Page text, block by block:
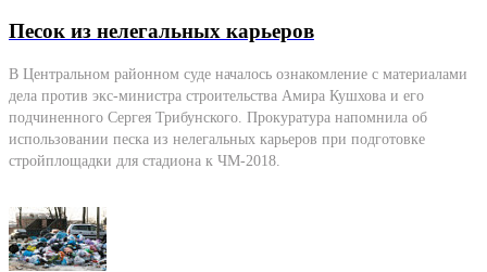
Песок из нелегальных карьеров
В Центральном районном суде началось ознакомление с материалами
дела против экс-министра строительства Амира Кушхова и его
подчиненного Сергея Трибунского. Прокуратура напомнила об
использовании песка из нелегальных карьеров при подготовке
стройплощадки для стадиона к ЧМ-2018.